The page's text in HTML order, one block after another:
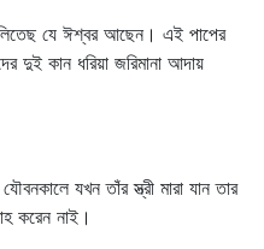
যে ঈশ্বর আছেন। এই পাপের
দুই কান ধরিয়া জরিমানা আদায়
যখন তাঁর স্ত্রী মারা যান তার
করেন নাই।